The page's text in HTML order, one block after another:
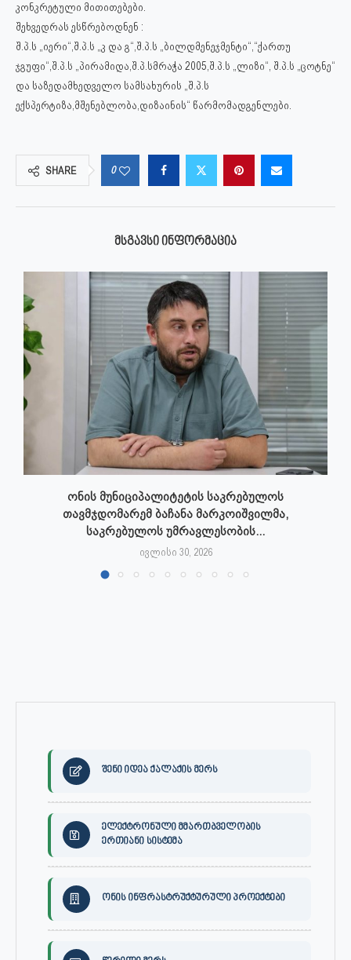
კონკრეტული მითითებები.
შეხვედრას ესწრებოდნენ :
შ.პ.ს „იერი“,შ.პ.ს „კ და გ“,შ.პ.ს „ბილდმენეჯმენტი“,“ქართუ
ჯგუფი“,შ.პ.ს „პირამიდა,შ.პ.სმრაჭა 2005,შ.პ.ს „ლიზი“, შ.პ.ს „ცოტნე“
და საზედამხედველო სამსახურის „შ.პ.ს
ექსპერტიზა,მშენებლობა,დიზაინის“ წარმომადგენლები.
SHARE 0
ᲛᲡᲒᲐᲕᲡᲘ ᲘᲜᲤᲝᲠᲛᲐᲪᲘᲐ
ონის მუნიციპალიტეტის საკრებულოს
თავმჯდომარემ ბაჩანა მარკოიშვილმა,
საკრებულოს უმრავლესობის...
ივლისი 30, 2026
შენი იდეა ქალაქის მერს
ელექტრონული მმართბველობის
ერთიანი სისტემა
ონის ინფრასტრუქტურული პროექტები